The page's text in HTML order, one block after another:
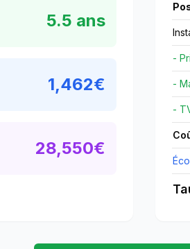
5.5 ans
1,462€
28,550€
-
-
-